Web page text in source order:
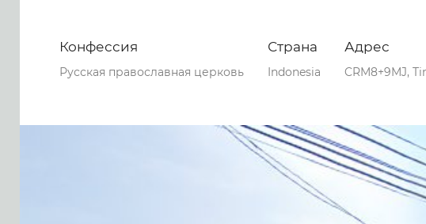
Конфессия
Русская православная церковь
Страна
Indonesia
Адрес
CRM8+9MJ,